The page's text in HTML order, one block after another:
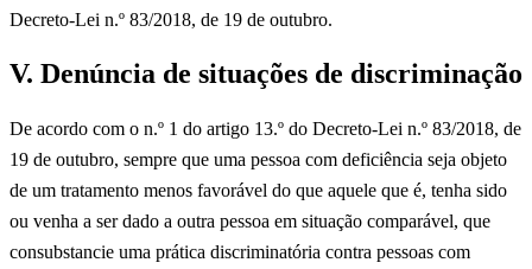
Decreto-Lei n.º 83/2018, de 19 de outubro.
V. Denúncia de situações de discriminação
De acordo com o n.º 1 do artigo 13.º do Decreto-Lei n.º 83/2018, de
19 de outubro, sempre que uma pessoa com deficiência seja objeto
de um tratamento menos favorável do que aquele que é, tenha sido
ou venha a ser dado a outra pessoa em situação comparável, que
consubstancie uma prática discriminatória contra pessoas com